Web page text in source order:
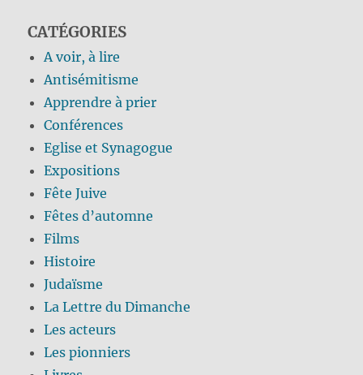
CATÉGORIES
A voir, à lire
Antisémitisme
Apprendre à prier
Conférences
Eglise et Synagogue
Expositions
Fête Juive
Fêtes d’automne
Films
Histoire
Judaïsme
La Lettre du Dimanche
Les acteurs
Les pionniers